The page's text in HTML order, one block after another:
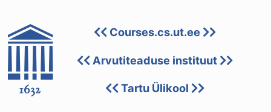
Courses.cs.ut.ee
Arvutiteaduse instituut
Tartu Ülikool